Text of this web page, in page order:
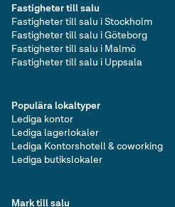
Populära lokaltyper
Lediga kontor
Lediga lagerlokaler
Lediga Kontorshotell & coworking
Lediga butikslokaler
Fastigheter till salu
Fastigheter till salu i Stockholm
Fastigheter till salu i Göteborg
Fastigheter till salu i Malmö
Fastigheter till salu i Uppsala
Mark till salu